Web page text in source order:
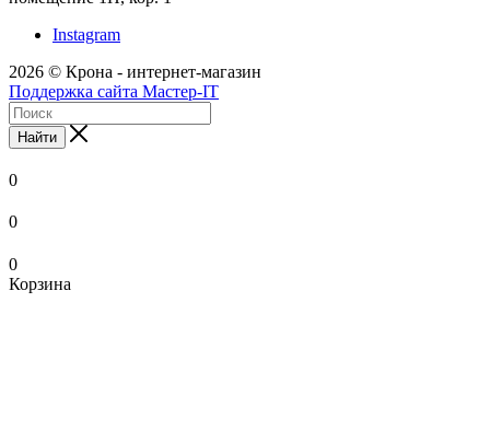
Instagram
2026 © Крона - интернет-магазин
Поддержка сайта Мастер-IT
Найти
0
0
0
Корзина